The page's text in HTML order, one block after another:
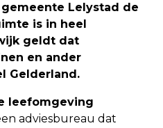
Lelystad de
is in heel
geldt dat
en ander
Gelderland.
leefomgeving
adviesbureau dat